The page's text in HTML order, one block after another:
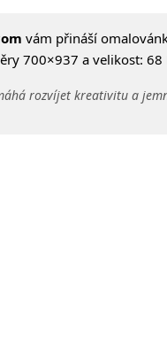
vám přináší
700×937 a velikost:
rozvíjet kreativitu a